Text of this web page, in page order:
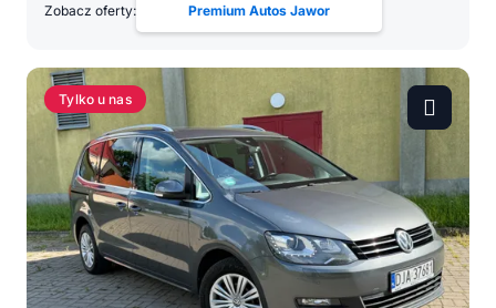
Zobacz oferty: Premium Autos Jawor
Tylko u nas